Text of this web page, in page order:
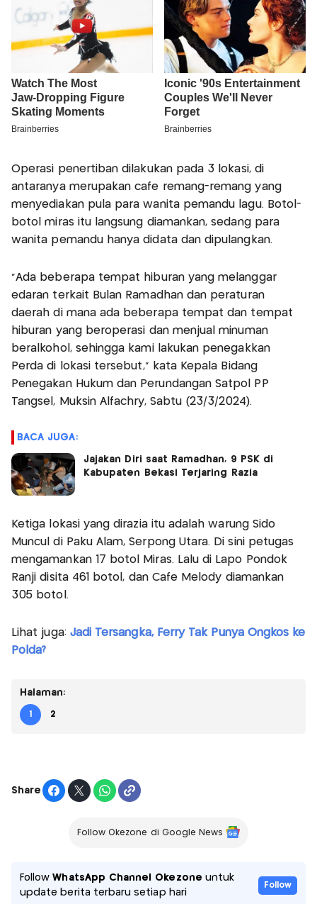
Operasi penertiban dilakukan pada 3 lokasi, di
antaranya merupakan cafe remang-remang yang
menyediakan pula para wanita pemandu lagu. Botol-
botol miras itu langsung diamankan, sedang para
wanita pemandu hanya didata dan dipulangkan.
"Ada beberapa tempat hiburan yang melanggar
edaran terkait Bulan Ramadhan dan peraturan
daerah di mana ada beberapa tempat dan tempat
hiburan yang beroperasi dan menjual minuman
beralkohol, sehingga kami lakukan penegakkan
Perda di lokasi tersebut," kata Kepala Bidang
Penegakan Hukum dan Perundangan Satpol PP
Tangsel, Muksin Alfachry, Sabtu (23/3/2024).
BACA JUGA:
Jajakan Diri saat Ramadhan, 9 PSK di
Kabupaten Bekasi Terjaring Razia
Ketiga lokasi yang dirazia itu adalah warung Sido
Muncul di Paku Alam, Serpong Utara. Di sini petugas
mengamankan 17 botol Miras. Lalu di Lapo Pondok
Ranji disita 461 botol, dan Cafe Melody diamankan
305 botol.
Lihat juga: Jadi Tersangka, Ferry Tak Punya Ongkos ke
Polda?
Halaman:
1 2
Share
Follow Okezone di Google News
FollowWhatsApp Channel Okezone untuk
update berita terbaru setiap hari
Follow